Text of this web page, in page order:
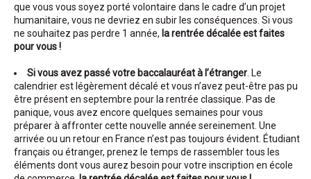
que vous vous soyez porté volontaire dans le cadre d’un projet
humanitaire, vous ne devriez en subir les conséquences. Si vous
ne souhaitez pas perdre 1 année, la rentrée décalée est faites
pour vous !
Si vous avez passé votre baccalauréat à l’étranger . Le
calendrier est légèrement décalé et vous n’avez peut-être pas pu
être présent en septembre pour la rentrée classique. Pas de
panique, vous avez encore quelques semaines pour vous
préparer à affronter cette nouvelle année sereinement. Une
arrivée ou un retour en France n’est pas toujours évident. Étudiant
français ou étranger, prenez le temps de rassembler tous les
éléments dont vous aurez besoin pour votre inscription en école